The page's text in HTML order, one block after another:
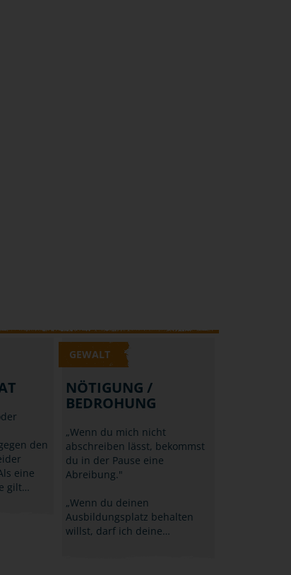
den
eine
gilt…
GEWALT
NÖTIGUNG /
BEDROHUNG
„Wenn du mich nicht
abschreiben lässt, bekommst
du in der Pause eine
Abreibung."
„Wenn du deinen
Ausbildungsplatz behalten
willst, darf ich deine…